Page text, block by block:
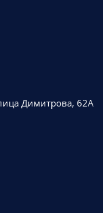
Димитрова, 62А